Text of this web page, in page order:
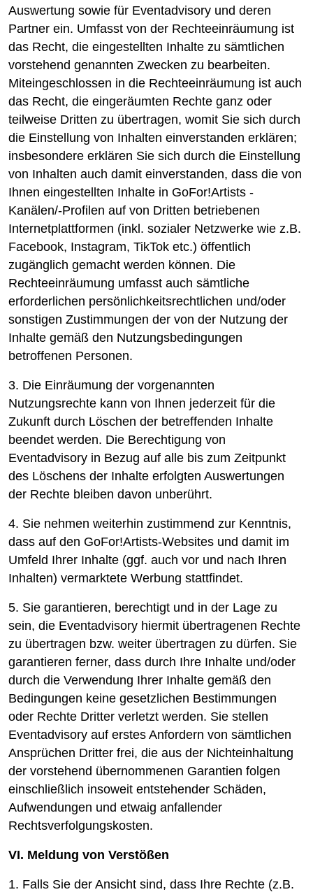
Auswertung sowie für Eventadvisory und deren
Partner ein. Umfasst von der Rechteeinräumung ist
das Recht, die eingestellten Inhalte zu sämtlichen
vorstehend genannten Zwecken zu bearbeiten.
Miteingeschlossen in die Rechteeinräumung ist auch
das Recht, die eingeräumten Rechte ganz oder
teilweise Dritten zu übertragen, womit Sie sich durch
die Einstellung von Inhalten einverstanden erklären;
insbesondere erklären Sie sich durch die Einstellung
von Inhalten auch damit einverstanden, dass die von
Ihnen eingestellten Inhalte in GoFor!Artists -
Kanälen/-Profilen auf von Dritten betriebenen
Internetplattformen (inkl. sozialer Netzwerke wie z.B.
Facebook, Instagram, TikTok etc.) öffentlich
zugänglich gemacht werden können. Die
Rechteeinräumung umfasst auch sämtliche
erforderlichen persönlichkeitsrechtlichen und/oder
sonstigen Zustimmungen der von der Nutzung der
Inhalte gemäß den Nutzungsbedingungen
betroffenen Personen.
3. Die Einräumung der vorgenannten
Nutzungsrechte kann von Ihnen jederzeit für die
Zukunft durch Löschen der betreffenden Inhalte
beendet werden. Die Berechtigung von
Eventadvisory in Bezug auf alle bis zum Zeitpunkt
des Löschens der Inhalte erfolgten Auswertungen
der Rechte bleiben davon unberührt.
4. Sie nehmen weiterhin zustimmend zur Kenntnis,
dass auf den GoFor!Artists-Websites und damit im
Umfeld Ihrer Inhalte (ggf. auch vor und nach Ihren
Inhalten) vermarktete Werbung stattfindet.
5. Sie garantieren, berechtigt und in der Lage zu
sein, die Eventadvisory hiermit übertragenen Rechte
zu übertragen bzw. weiter übertragen zu dürfen. Sie
garantieren ferner, dass durch Ihre Inhalte und/oder
durch die Verwendung Ihrer Inhalte gemäß den
Bedingungen keine gesetzlichen Bestimmungen
oder Rechte Dritter verletzt werden. Sie stellen
Eventadvisory auf erstes Anfordern von sämtlichen
Ansprüchen Dritter frei, die aus der Nichteinhaltung
der vorstehend übernommenen Garantien folgen
einschließlich insoweit entstehender Schäden,
Aufwendungen und etwaig anfallender
Rechtsverfolgungskosten.
VI. Meldung von Verstößen
1. Falls Sie der Ansicht sind, dass Ihre Rechte (z.B.